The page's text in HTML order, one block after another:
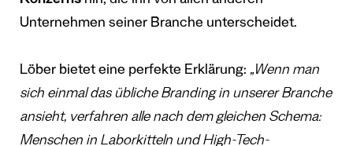
Unternehmen seiner Branche unterscheidet.
Löber bietet eine perfekte Erklärung: „Wenn man
sich einmal das übliche Branding in unserer Branche
ansieht, verfahren alle nach dem gleichen Schema:
Menschen in Laborkitteln und High-Tech-